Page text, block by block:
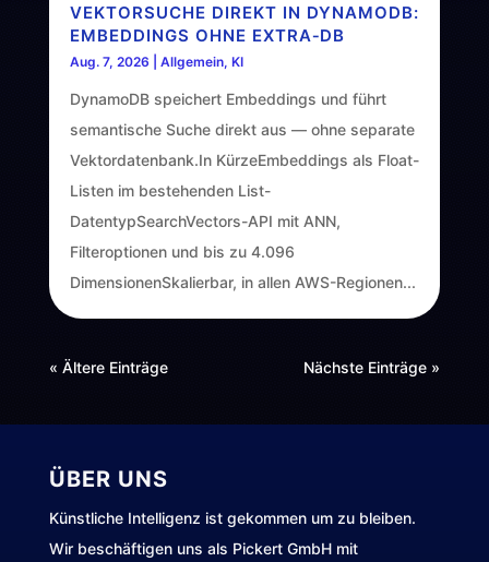
VEKTORSUCHE DIREKT IN DYNAMODB:
EMBEDDINGS OHNE EXTRA‑DB
Aug. 7, 2026 Allgemein, KI
DynamoDB speichert Embeddings und führt
semantische Suche direkt aus — ohne separate
Vektordatenbank.In KürzeEmbeddings als Float-
Listen im bestehenden List-
DatentypSearchVectors-API mit ANN,
Filteroptionen und bis zu 4.096
DimensionenSkalierbar, in allen AWS-Regionen...
« Ältere Einträge Nächste Einträge »
ÜBER UNS
Künstliche Intelligenz ist gekommen um zu bleiben.
Wir beschäftigen uns als Pickert GmbH mit